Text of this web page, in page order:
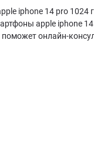
iphone 14 pro
apple iphone
онлайн-